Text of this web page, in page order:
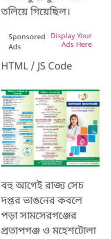
তলিয়ে গিয়েছিল।
Sponsored
Ads
Display Your
Ads Here
HTML / JS Code
বহু আগেই রাজ্য সেচ
দপ্তরভাঙনের কবলে
পড়া সামসেরগঞ্জের
প্রতাপগঞ্জ ও মহেশটোলা